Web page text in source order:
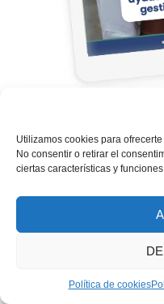
Utilizamos cookies para
No consentir o retirar el
ciertas características y
Política de cookies
Descárgate mi
básicos que te
gestión del estrés."
Completa el formulario y